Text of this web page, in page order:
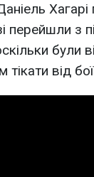
перейшли з
були
від